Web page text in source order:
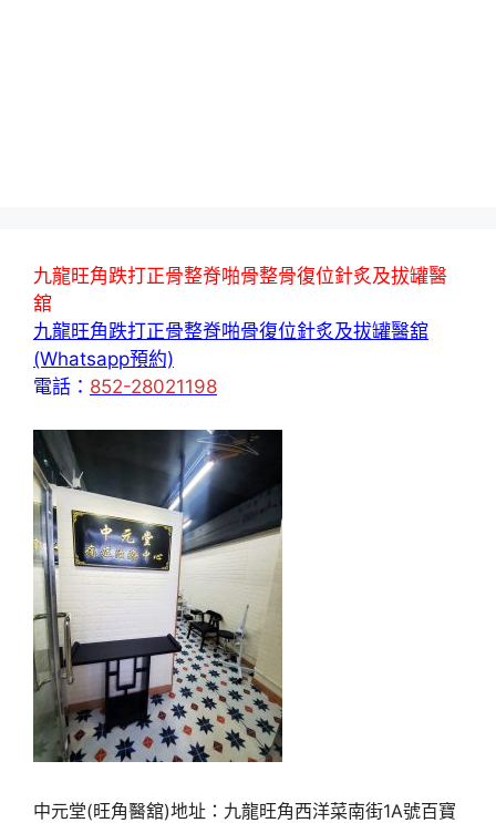
九龍旺角跌打正骨整脊啪骨整骨復位針炙及拔罐醫
舘
九龍旺角跌打正骨整脊啪骨復位針炙及拔罐醫舘
(Whatsapp預約)
電話： 852-28021198
中元堂(旺角醫舘)地址：九龍旺角西洋菜南街1A號百寶